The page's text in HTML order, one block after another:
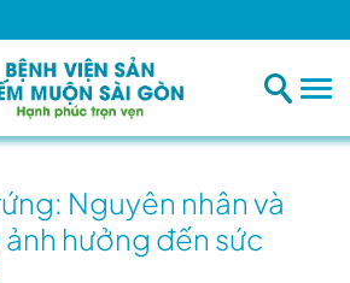
Nguyên nhân và
hưởng đến sức